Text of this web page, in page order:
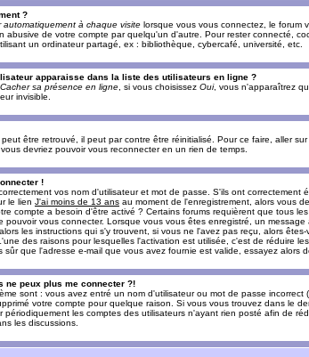
?
automatiquement à chaque visite lorsque vous vous connectez, le forum
abusive de votre compte par quelqu'un d'autre. Pour rester connecté,
un ordinateur partagé, ex : bibliothèque, cybercafé, université, etc.
apparaisse dans la liste des utilisateurs en ligne ?
Cacher sa présence en ligne , si vous choisissez Oui, vous n'apparaîtrez
invisible.
être retrouvé, il peut par contre être réinitialisé. Pour ce faire, aller
devriez pouvoir vous reconnecter en un rien de temps.
!
vos nom d'utilisateur et mot de passe. S'ils ont correctement
le lien J'ai moins de 13 ans au moment de l'enregistrement, alors vous
compte a besoin d'être activé ? Certains forums requièrent que tous
pouvoir vous connecter. Lorsque vous vous êtes enregistré, un
les instructions qui s'y trouvent, si vous ne l'avez pas reçu, alors
des raisons pour lesquelles l'activation est utilisée, c'est de réduire
que l'adresse e-mail que vous avez fournie est valide, essayez alors
ne peux plus me connecter ?!
sont : vous avez entré un nom d'utilisateur ou mot de passe
votre compte pour quelque raison. Si vous vous trouvez dans le
périodiquement les comptes des utilisateurs n'ayant rien posté afin de
les discussions.